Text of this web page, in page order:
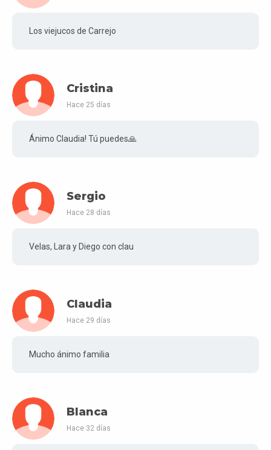
Los viejucos de Carrejo
Cristina
Hace 25 días
Ánimo Claudia! Tú puedes🙏
Sergio
Hace 28 días
Velas, Lara y Diego con clau
Claudia
Hace 29 días
Mucho ánimo familia
Blanca
Hace 32 días